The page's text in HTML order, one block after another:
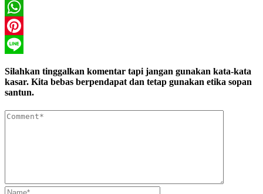
Twitter
WhatsApp
Pinterest
Silahkan tinggalkan komentar tapi jangan gunakan kata-kata
kasar. Kita bebas berpendapat dan tetap gunakan etika sopan
santun.